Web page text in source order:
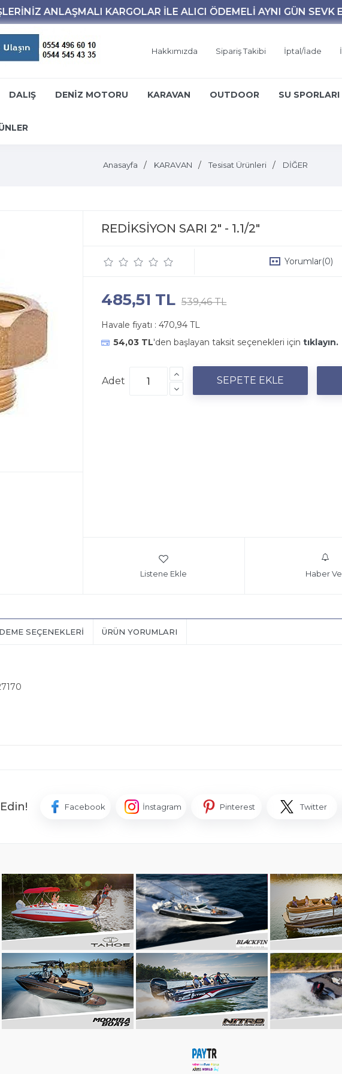
Hakkımızda Sipariş Takibi İptal/İade
DALIŞ DENİZ MOTORU KARAVAN OUTDOOR SU SPORLARI
Anasayfa KARAVAN Tesisat Ürünleri DİĞER
REDİKSİYON SARI 2" - 1.1/2"
Yorumlar(0)
485,51 TL 539,46 TL
Havale fiyatı : 470,94 TL
54,03 TL'den başlayan taksit seçenekleri için tıklayın.
Adet
Listene Ekle Haber
SEÇENEKLERI ÜRÜN YORUMLARI
Facebook İnstagram Pinterest Twitter